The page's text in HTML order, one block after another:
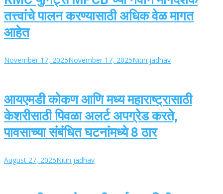
तत्त्वांचे पालन करण्यासाठी अधिक वेळ मागत
आहेत
November 17, 2025November 17, 2025Nitin jadhav
आयएमडी कोकण आणि मध्य महाराष्ट्रासाठी
केशरीसाठी पिवळा अलर्ट अपग्रेड करते,
पावसाच्या संबंधित घटनांमध्ये 8 ठार
August 27, 2025Nitin jadhav